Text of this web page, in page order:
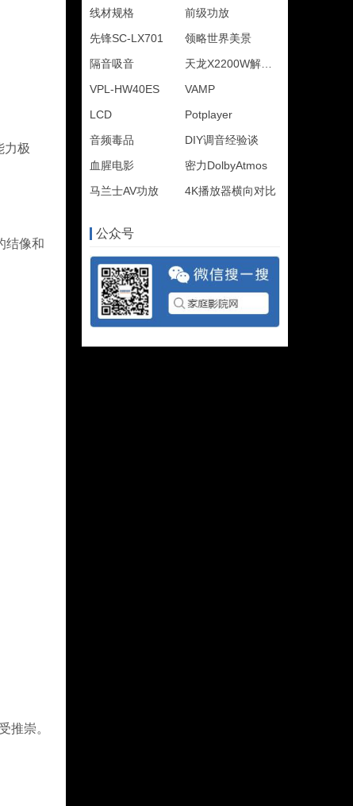
力极
结像和
推崇。
线材规格
前级功放
先锋SC-LX701
领略世界美景
隔音吸音
VPL-HW40ES
VAMP
LCD
Potplayer
音频毒品
DIY调音经验谈
血腥电影
密力DolbyAtmos
马兰士AV功放
4K播放器横向对比
公众号